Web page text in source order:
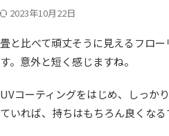
2023年10月22日
畳と比べて頑丈そうに見えるフロ
す。意外と短く感じますね。
UVコーティングをはじめ、しっか
ていれば、持ちはもちろん良くなる